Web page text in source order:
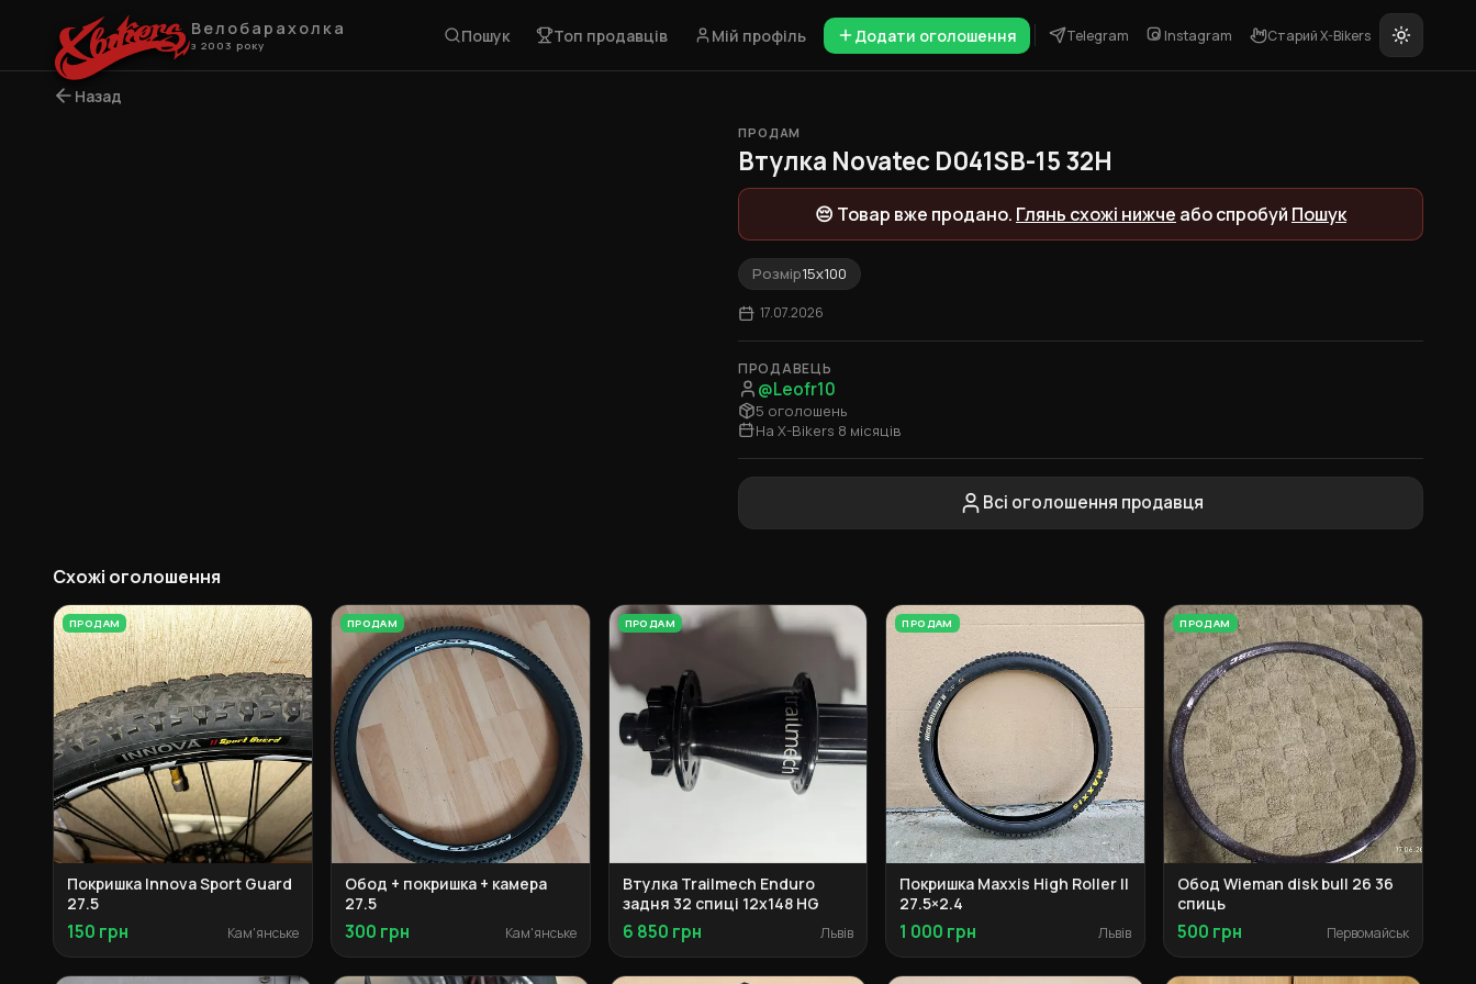
Велобарахолка
з 2003 року Пошук Топ продавців Мій профіль Додати оголошення Telegram Instagram Старий X-Bikers
Назад
ПРОДАМ
Втулка Novatec D041SB-15 32H
😔 Товар вже продано. Глянь схожі нижче або спробуй Пошук
Розмір15х100
17.07.2026
ПРОДАВЕЦЬ
@Leofr10
5 оголошень
На X-Bikers 8 місяців
Всі оголошення продавця
Схожі оголошення
ПРОДАМ
Покришка Innova Sport Guard
27.5
150 грн Кам'янське
ПРОДАМ
Обод + покришка + камера
27.5
300 грн Кам'янське
ПРОДАМ
Втулка Trailmech Enduro
задня 32 спиці 12x148 HG
6 850 грн Львів
ПРОДАМ
Покришка Maxxis High Roller II
27.5×2.4
1 000 грн Львів
ПРОДАМ
Обод Wieman disk bull 26 36
спиць
500 грн Первомайськ